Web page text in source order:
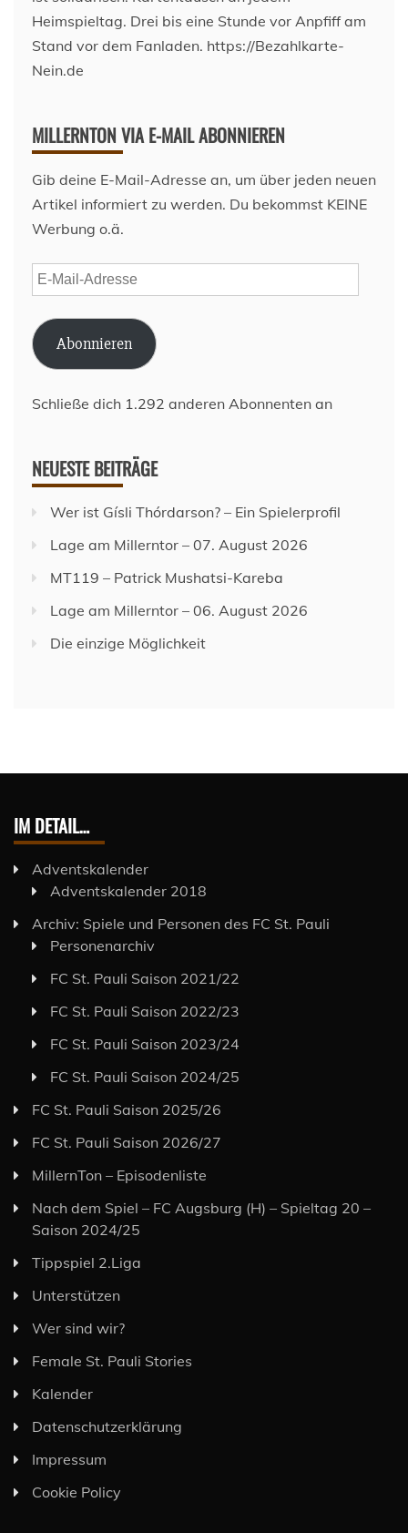
MILLERNTON VIA E-MAIL ABONNIEREN
Gib deine E-Mail-Adresse an, um über jeden neuen
Artikel informiert zu werden. Du bekommst KEINE
Werbung o.ä.
E-
Mail-
Adresse
Abonnieren
Schließe dich 1.292 anderen Abonnenten an
NEUESTE BEITRÄGE
Wer ist Gísli Thórdarson? – Ein Spielerprofil
Lage am Millerntor – 07. August 2026
MT119 – Patrick Mushatsi-Kareba
Lage am Millerntor – 06. August 2026
Die einzige Möglichkeit
IM DETAIL…
Adventskalender
Adventskalender 2018
Archiv: Spiele und Personen des FC St. Pauli
Personenarchiv
FC St. Pauli Saison 2021/22
FC St. Pauli Saison 2022/23
FC St. Pauli Saison 2023/24
FC St. Pauli Saison 2024/25
FC St. Pauli Saison 2025/26
FC St. Pauli Saison 2026/27
MillernTon – Episodenliste
Nach dem Spiel – FC Augsburg (H) – Spieltag 20 –
Saison 2024/25
Tippspiel 2.Liga
Unterstützen
Wer sind wir?
Female St. Pauli Stories
Kalender
Datenschutzerklärung
Impressum
Cookie Policy